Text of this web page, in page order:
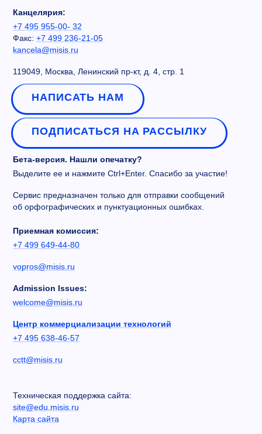
Канцелярия:
+7 495 955-00- 32
Факс: +7 499 236-21-05
kancela@misis.ru
119049, Москва, Ленинский пр-кт, д. 4, стр. 1
НАПИСАТЬ НАМ
ПОДПИСАТЬСЯ НА РАССЫЛКУ
Бета-версия. Нашли опечатку?
Выделите ее и нажмите Ctrl+Enter. Спасибо за участие!
Сервис предназначен только для отправки сообщений
об орфографических и пунктуационных ошибках.
Приемная комиссия:
+7 499 649-44-80
vopros@misis.ru
Admission Issues:
welcome@misis.ru
Центр коммерциализации технологий
+7 495 638-46-57
cctt@misis.ru
Техническая поддержка сайта:
site@edu.misis.ru
Карта сайта